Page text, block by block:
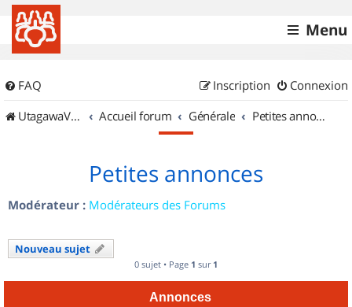
Menu
FAQ Connexion
Inscription
UtagawaVTT (Randos VTT et VTTAE avec traces GPS)
Accueil forum Générale Petites annonces
Petites annonces
Modérateur : Modérateurs des Forums
Nouveau sujet
0 sujet • Page 1 sur 1
Annonces